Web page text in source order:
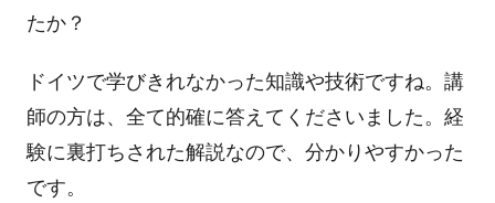
たか？
ドイツで学びきれなかった知識や技術ですね。講
師の方は、全て的確に答えてくださいました。経
験に裏打ちされた解説なので、分かりやすかった
です。